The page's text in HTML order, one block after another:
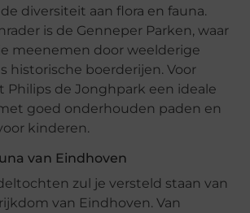
diversiteit aan flora en fauna.
is de Genneper Parken, waar
meenemen door weelderige
historische boerderijen. Voor
Philips de Jonghpark een ideale
goed onderhouden paden en
kinderen.
van Eindhoven
zul je versteld staan van
van Eindhoven. Van